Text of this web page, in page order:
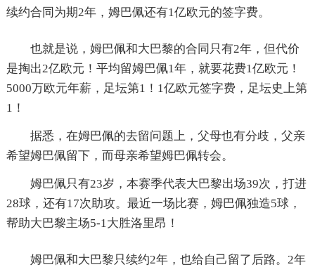
续约合同为期2年，姆巴佩还有1亿欧元的签字费。
也就是说，姆巴佩和大巴黎的合同只有2年，但代价
是掏出2亿欧元！平均留姆巴佩1年，就要花费1亿欧元！
5000万欧元年薪，足坛第1！1亿欧元签字费，足坛史上第
1！
据悉，在姆巴佩的去留问题上，父母也有分歧，父亲
希望姆巴佩留下，而母亲希望姆巴佩转会。
姆巴佩只有23岁，本赛季代表大巴黎出场39次，打进
28球，还有17次助攻。最近一场比赛，姆巴佩独造5球，
帮助大巴黎主场5-1大胜洛里昂！
姆巴佩和大巴黎只续约2年，也给自己留了后路。2年